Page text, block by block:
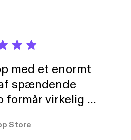
med et enormt
spændende
formår virkelig at
At der så også
Store